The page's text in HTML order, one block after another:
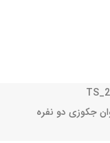
جکوزی دو نفره